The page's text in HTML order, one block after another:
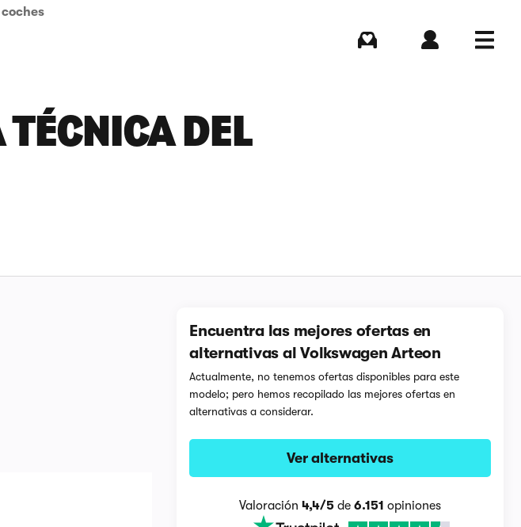
DEL
Encuentra las mejores ofertas en
alternativas al Volkswagen Arteon
Actualmente, no tenemos ofertas disponibles para este
modelo; pero hemos recopilado las mejores ofertas en
alternativas a considerar.
Ver alternativas
Valoración4,4/5 de6.151 opiniones